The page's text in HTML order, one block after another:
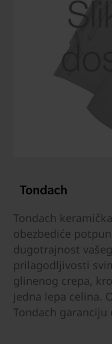
Tondach
obezbediće
dugotrajnost
prilagodljivosti
glinenog crepa,
jedna lepa celina.
Tondach garanciju